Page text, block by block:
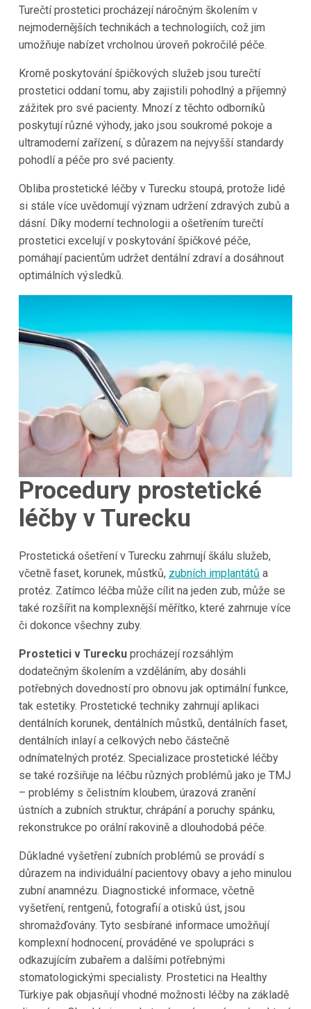
Turečtí prostetici procházejí náročným školením v
nejmodernějších technikách a technologiích, což jim
umožňuje nabízet vrcholnou úroveň pokročilé péče.
Kromě poskytování špičkových služeb jsou turečtí
prostetici oddaní tomu, aby zajistili pohodlný a příjemný
zážitek pro své pacienty. Mnozí z těchto odborníků
poskytují různé výhody, jako jsou soukromé pokoje a
ultramoderní zařízení, s důrazem na nejvyšší standardy
pohodlí a péče pro své pacienty.
Obliba prostetické léčby v Turecku stoupá, protože lidé
si stále více uvědomují význam udržení zdravých zubů a
dásní. Díky moderní technologii a ošetřením turečtí
prostetici excelují v poskytování špičkové péče,
pomáhají pacientům udržet dentální zdraví a dosáhnout
optimálních výsledků.
Procedury prostetické
léčby vTurecku
Prostetická ošetření v Turecku zahrnují škálu služeb,
včetně faset, korunek, můstků, zubních implantátů a
protéz. Zatímco léčba může cílit na jeden zub, může se
také rozšířit na komplexnější měřítko, které zahrnuje více
či dokonce všechny zuby.
Prostetici v Tureckuprocházejí rozsáhlým
dodatečným školením a vzděláním, aby dosáhli
potřebných dovedností pro obnovu jak optimální funkce,
tak estetiky. Prostetické techniky zahrnují aplikaci
dentálních korunek, dentálních můstků, dentálních faset,
dentálních inlayí a celkových nebo částečně
odnímatelných protéz. Specializace prostetické léčby
se také rozšiřuje na léčbu různých problémů jako je TMJ
– problémy s čelistním kloubem, úrazová zranění
ústních a zubních struktur, chrápání a poruchy spánku,
rekonstrukce po orální rakovině a dlouhodobá péče.
Důkladné vyšetření zubních problémů se provádí s
důrazem na individuální pacientovy obavy a jeho minulou
zubní anamnézu. Diagnostické informace, včetně
vyšetření, rentgenů, fotografií a otisků úst, jsou
shromažďovány. Tyto sesbírané informace umožňují
komplexní hodnocení, prováděné ve spolupráci s
odkazujícím zubařem a dalšími potřebnými
stomatologickými specialisty. Prostetici na Healthy
Türkiye pak objasňují vhodné možnosti léčby na základě